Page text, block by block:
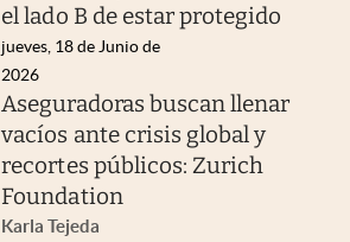
el lado B de estar protegido
jueves, 18 de Junio de
2026
Aseguradoras buscan llenar
vacíos ante crisis global y
recortes públicos: Zurich
Foundation
Karla Tejeda